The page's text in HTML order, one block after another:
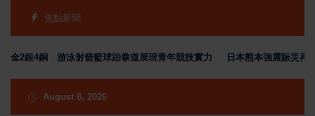
焦點新聞
銀4銅 游泳射箭籃球跆拳道展現青年競技實力 日本熊本強震賑災再獲支
August 8, 2026